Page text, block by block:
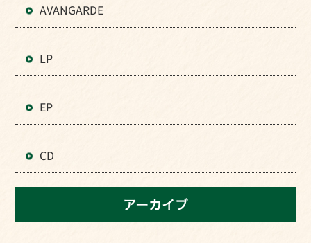
AVANGARDE
LP
EP
CD
アーカイブ